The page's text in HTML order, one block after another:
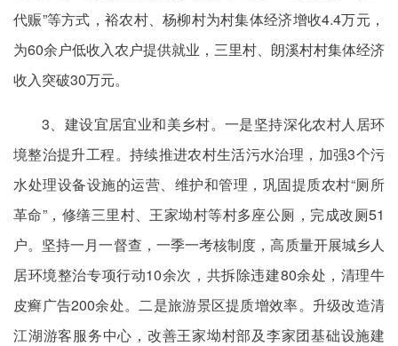
代赈”等方式，裕农村、杨柳村为村集体经济增收4.4万元，
为60余户低收入农户提供就业，三里村、朗溪村村集体经济
收入突破30万元。
3、建设宜居宜业和美乡村。一是坚持深化农村人居环
境整治提升工程。持续推进农村生活污水治理，加强3个污
水处理设备设施的运营、维护和管理，巩固提质农村“厕所
革命”，修缮三里村、王家坳村等村多座公厕，完成改厕51
户。坚持一月一督查，一季一考核制度，高质量开展城乡人
居环境整治专项行动10余次，共拆除违建80余处，清理牛
皮癣广告200余处。二是旅游景区提质增效率。升级改造清
江湖游客服务中心，改善王家坳村部及李家团基础设施建